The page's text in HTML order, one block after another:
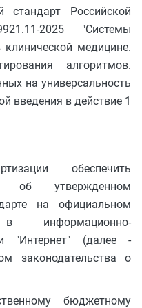
стандарт Российской
2025 "Системы
клинической медицине.
алгоритмов.
на универсальность
введения в действие 1
обеспечить
об утвержденном
на официальном
информационно-
"Интернет" (далее -
законодательства о
бюджетному